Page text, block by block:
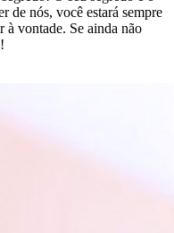
de nós, você estará sempre
à vontade. Se ainda não